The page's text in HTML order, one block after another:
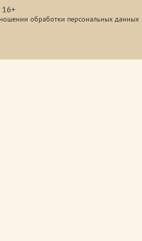
обработки персональных данных